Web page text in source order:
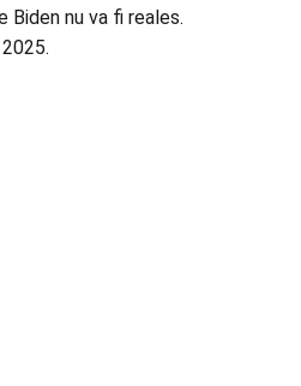
nu va fi reales.